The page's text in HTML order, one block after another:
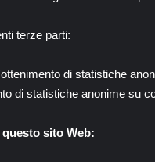
terze parti:
di statistiche
di statistiche anonime su
sito Web: